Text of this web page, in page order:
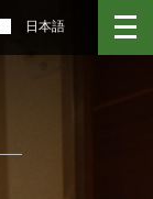
日本語